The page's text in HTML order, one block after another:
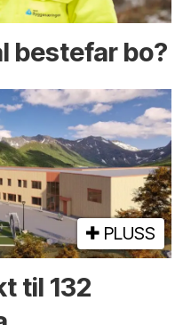
bestefar bo?
PLUSS
til 132